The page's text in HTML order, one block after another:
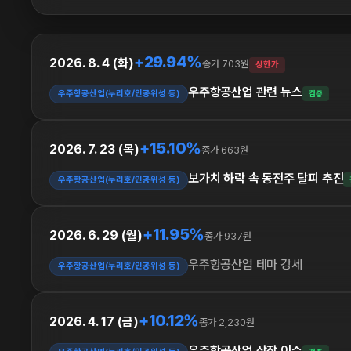
2026. 8. 4 (화)+29.94%종가 703원 상한가
우주항공산업(누리호/인공위성 등) 우주항공산업 관련 뉴스 검증
2026. 7. 23 (목)+15.10%종가 663원
우주항공산업(누리호/인공위성 등) 보가치 하락 속 동전주 탈피 추진
2026. 6. 29 (월)+11.95%종가 937원
우주항공산업(누리호/인공위성 등) 우주항공산업 테마 강세
2026. 4. 17 (금)+10.12%종가 2,230원